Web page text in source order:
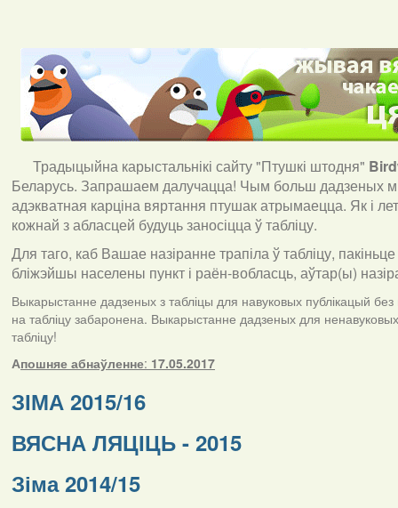
Традыцыйна карыстальнікі сайту "Птушкі штодня"
Беларусь. Запрашаем далучацца! Чым больш дадзеных
адэкватная карціна вяртання птушак атрымаецца. Як і
кожнай з абласцей будуць заносіцца ў табліцу.
Для таго, каб Вашае назіранне трапіла ў табліцу,
бліжэйшы населены пункт і раён-вобласць, аўтар(ы)
Выкарыстанне дадзеных з табліцы для навуковых публікацый без
на табліцу забаронена. Выкарыстанне дадзеных для
табліцу!
Апошняе абнаўленне: 17.05.2017
ЗІМА 2015/16
ВЯСНА ЛЯЦІЦЬ - 2015
Зіма 2014/15